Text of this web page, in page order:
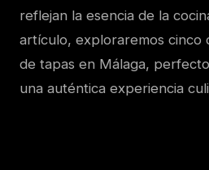
reflejan la esencia de la
artículo, exploraremos cinco
de tapas en Málaga,
una auténtica experiencia